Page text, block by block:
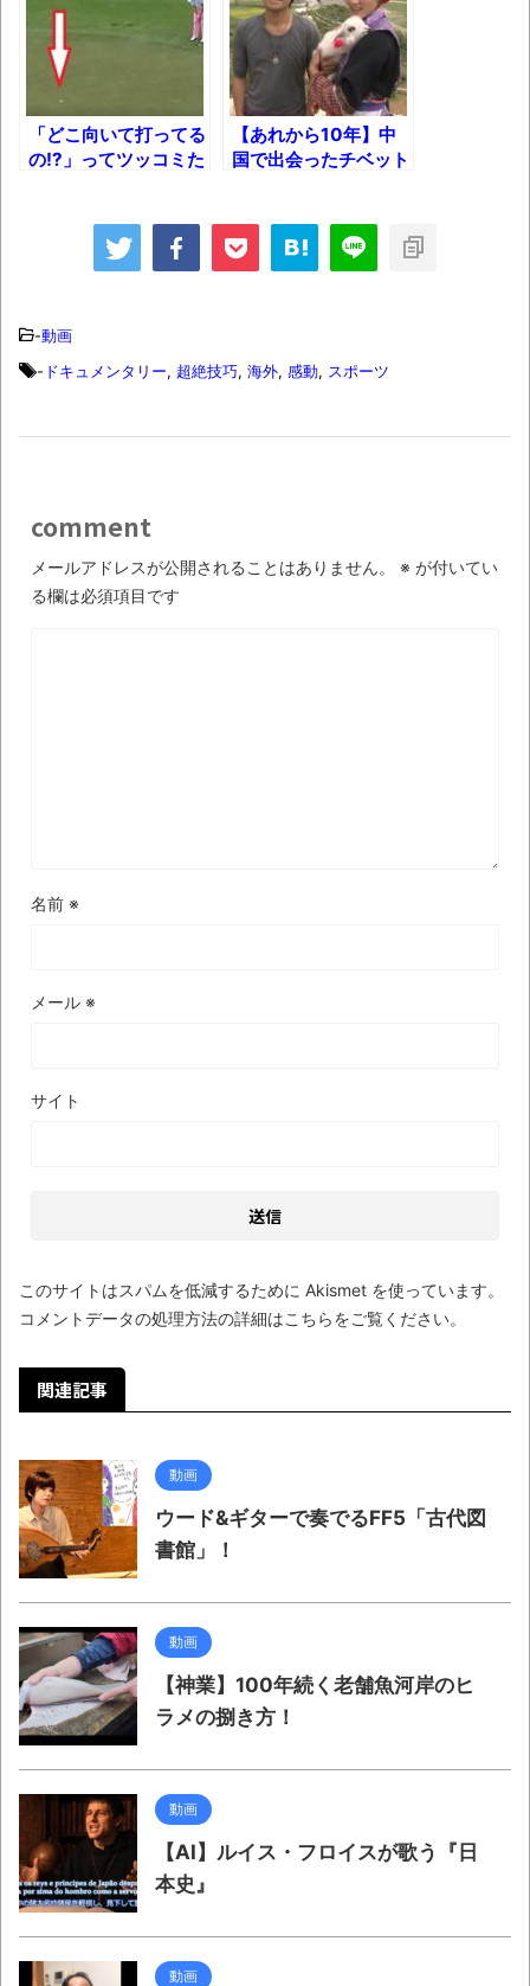
盛で食うぞ！！！うおおおおおおお
お！！！！！」→結
果･････････････････････････････
【動画】カニ、ちょっかい出してきた陰に
ブチギレ
新装版「ご冗談でしょう、ファインマンさ
グラビアに挑戦
感想
TBS「マツコの知らない世界」スタグル特
集でほとんど紹介されなかったJリーグ…なら
【中国】パトカーの前で好演技www当たり
屋やお煽り運転など盛りだくさん
まるで親子のような子猫とシェパード
wwwwwwwwwwww
全方位青い芝包囲網すぎて色々見失う、新
しい仕事観
見ていると！悲しくなってしまう猫の画像
Powered by livedoor 相互RSS
「どこ向いて打ってる
の!?」ってツッコミた
【あれから10年】中
国で出会ったチベット
-動画
- ドキュメンタリー, 超絶技巧, 海外, 感動, スポーツ
comment
メールアドレスが公開されることはありません。 ※ が付いてい
る欄は必須項目です
名前 ※
メール ※
サイト
このサイトはスパムを低減するために Akismet を使っています。
コメントデータの処理方法の詳細はこちらをご覧ください。
関連記事
動画
ウード&ギターで奏でるFF5「古代図
書館」！
動画
【神業】100年続く老舗魚河岸のヒ
ラメの捌き方！
動画
【AI】ルイス・フロイスが歌う『日
本史』
動画